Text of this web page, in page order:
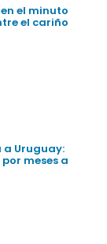
el minuto
el cariño
a Uruguay:
meses a